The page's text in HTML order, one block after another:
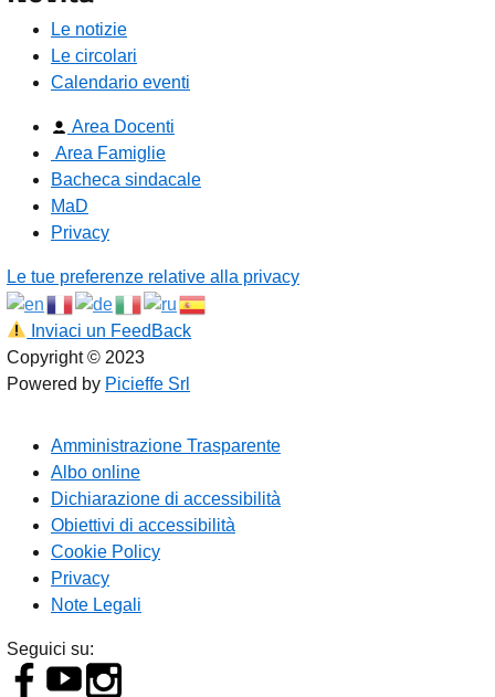
Le notizie
Le circolari
Calendario eventi
Area Docenti
Area Famiglie
Bacheca sindacale
MaD
Privacy
Le tue preferenze relative alla privacy
Inviaci un FeedBack
Copyright © 2023
Powered by Picieffe Srl
Amministrazione Trasparente
Albo online
Dichiarazione di accessibilità
Obiettivi di accessibilità
Cookie Policy
Privacy
Note Legali
Seguici su: